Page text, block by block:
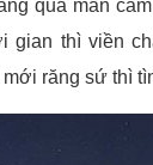
quá mẫn
gian thì viền
răng sứ thì